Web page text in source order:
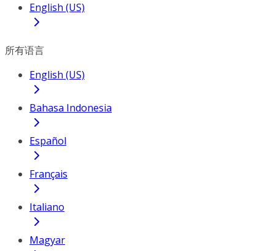
English (US)
所有语言
English (US)
Bahasa Indonesia
Español
Français
Italiano
Magyar